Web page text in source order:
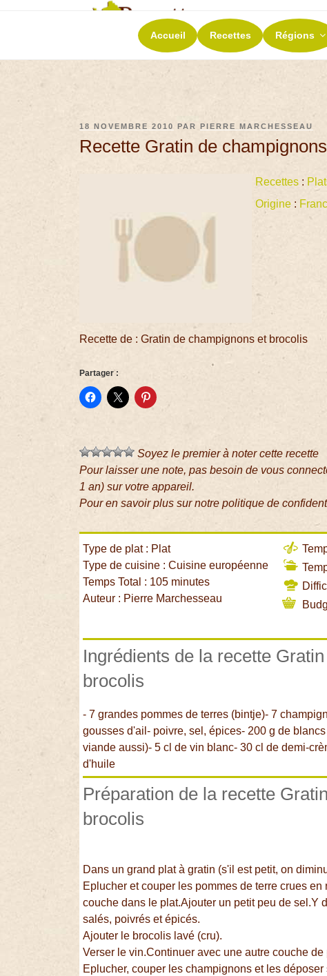
La richesse de
Accueil Recettes Régions
18 NOVEMBRE 2010 PARPIERRE MARCHESSEAU
Recette Gratin de
Recettes :
Origine :
Recette de : Gratin de champignons et brocolis
Partager :
Soyez le premier à noter cette recette
Pour laisser une note, pas besoin de vous
1 an) sur votre appareil.
Pour en savoir plus sur notre politique de
Type de plat : Plat
Type de cuisine : Cuisine européenne
Temps Total : 105 minutes
Auteur : Pierre Marchesseau
Ingrédients de la recette
brocolis
- 7 grandes pommes de terres (bintje)- 7
gousses d'ail- poivre, sel, épices- 200 g de
viande aussi)- 5 cl de vin blanc- 30 cl de demi-
d'huile
Préparation de la recette
brocolis
Dans un grand plat à gratin (s'il est petit, on
Eplucher et couper les pommes de terre crues
couche dans le plat.Ajouter un petit peu de sel.Y
salés, poivrés et épicés.
Ajouter le brocolis lavé (cru).
Verser le vin.Continuer avec une autre couche
Eplucher, couper les champignons et les